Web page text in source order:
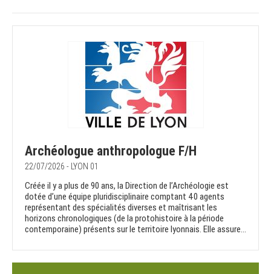
Archéologue anthropologue F/H
22/07/2026 - LYON 01
Créée il y a plus de 90 ans, la Direction de l’Archéologie est
dotée d’une équipe pluridisciplinaire comptant 40 agents
représentant des spécialités diverses et maîtrisant les
horizons chronologiques (de la protohistoire à la période
contemporaine) présents sur le territoire lyonnais. Elle assure...